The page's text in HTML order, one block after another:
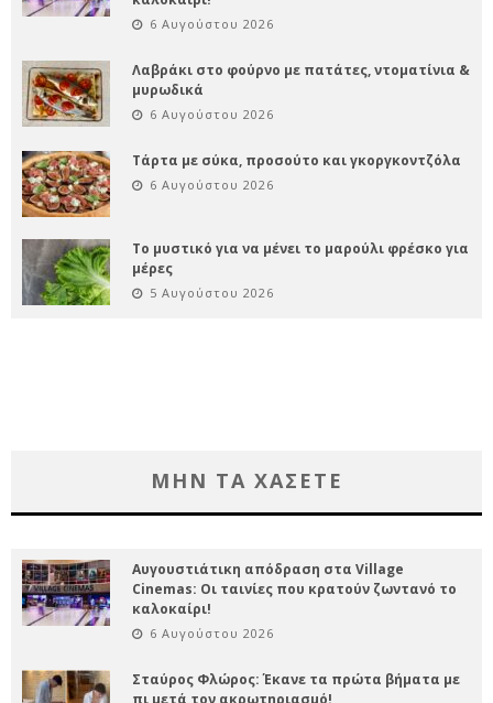
6 Αυγούστου 2026
Λαβράκι στο φούρνο με πατάτες, ντοματίνια &
μυρωδικά
6 Αυγούστου 2026
Τάρτα με σύκα, προσούτο και γκοργκοντζόλα
6 Αυγούστου 2026
Το μυστικό για να μένει το μαρούλι φρέσκο για
μέρες
5 Αυγούστου 2026
ΜΗΝ ΤΑ ΧΑΣΕΤΕ
Αυγουστιάτικη απόδραση στα Village
Cinemas: Οι ταινίες που κρατούν ζωντανό το
καλοκαίρι!
6 Αυγούστου 2026
Σταύρος Φλώρος: Έκανε τα πρώτα βήματα με
πι μετά τον ακρωτηριασμό!